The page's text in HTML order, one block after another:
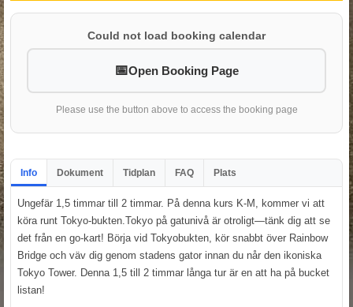
Could not load booking calendar
Open Booking Page
Please use the button above to access the booking page
Info Dokument Tidplan FAQ Plats
Ungefär 1,5 timmar till 2 timmar. På denna kurs K-M, kommer vi att
köra runt Tokyo-bukten.Tokyo på gatunivå är otroligt—tänk dig att se
det från en go-kart! Börja vid Tokyobukten, kör snabbt över Rainbow
Bridge och väv dig genom stadens gator innan du når den ikoniska
Tokyo Tower. Denna 1,5 till 2 timmar långa tur är en att ha på bucket
listan!